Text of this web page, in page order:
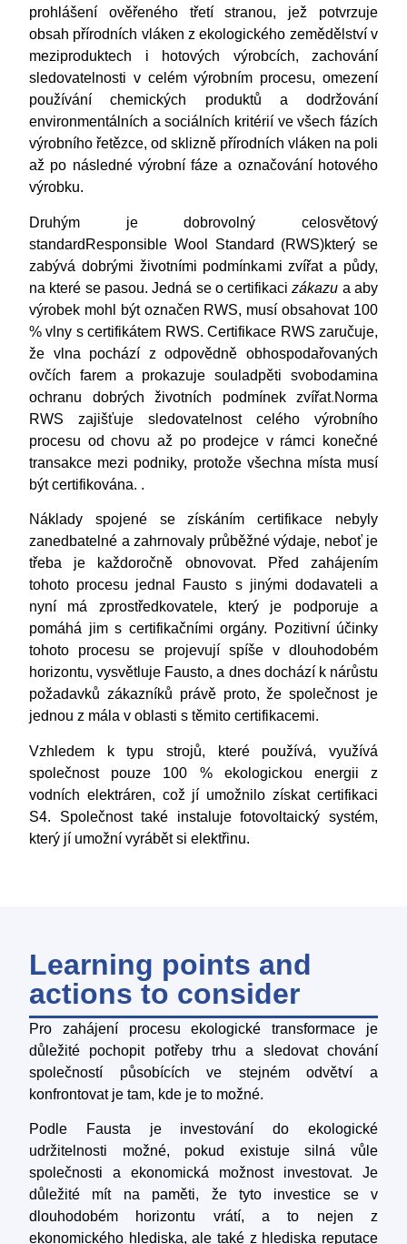
prohlášení ověřeného třetí stranou, jež potvrzuje
obsah přírodních vláken z ekologického zemědělství v
meziproduktech i hotových výrobcích, zachování
sledovatelnosti v celém výrobním procesu, omezení
používání chemických produktů a dodržování
environmentálních a sociálních kritérií ve všech fázích
výrobního řetězce, od sklizně přírodních vláken na poli
až po následné výrobní fáze a označování hotového
výrobku.
Druhým je dobrovolný celosvětový
standard Responsible Wool Standard (RWS)který se
zabývá dobrými životními podmínkami zvířat a půdy,
na které se pasou. Jedná se o certifikacizákazu a aby
výrobek mohl být označen RWS, musí obsahovat 100
% vlny s certifikátem RWS. Certifikace RWS zaručuje,
že vlna pochází z odpovědně obhospodařovaných
ovčích farem a prokazuje souladpěti svobodamina
ochranu dobrých životních podmínek zvířat.Norma
RWS zajišťuje sledovatelnost celého výrobního
procesu od chovu až po prodejce v rámci konečné
transakce mezi podniky, protože všechna místa musí
být certifikována. .
Náklady spojené se získáním certifikace nebyly
zanedbatelné a zahrnovaly průběžné výdaje, neboť je
třeba je každoročně obnovovat. Před zahájením
tohoto procesu jednal Fausto s jinými dodavateli a
nyní má zprostředkovatele, který je podporuje a
pomáhá jim s certifikačními orgány. Pozitivní účinky
tohoto procesu se projevují spíše v dlouhodobém
horizontu, vysvětluje Fausto, a dnes dochází k nárůstu
požadavků zákazníků právě proto, že společnost je
jednou z mála v oblasti s těmito certifikacemi.
Vzhledem k typu strojů, které používá, využívá
společnost pouze 100 % ekologickou energii z
vodních elektráren, což jí umožnilo získat certifikaci
S4. Společnost také instaluje fotovoltaický systém,
který jí umožní vyrábět si elektřinu.
Learning points and
actions to consider
Pro zahájení procesu ekologické transformace je
důležité pochopit potřeby trhu a sledovat chování
společností působících ve stejném odvětví a
konfrontovat je tam, kde je to možné.
Podle Fausta je investování do ekologické
udržitelnosti možné, pokud existuje silná vůle
společnosti a ekonomická možnost investovat. Je
důležité mít na paměti, že tyto investice se v
dlouhodobém horizontu vrátí, a to nejen z
ekonomického hlediska, ale také z hlediska reputace